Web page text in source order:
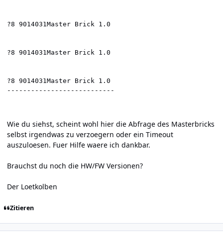
?8 9014031Master Brick 1.0
?8 9014031Master Brick 1.0
?8 9014031Master Brick 1.0
---------------------------
Wie du siehst, scheint wohl hier die Abfrage des Masterbricks
selbst irgendwas zu verzoegern oder ein Timeout
auszuloesen. Fuer Hilfe waere ich dankbar.
Brauchst du noch die HW/FW Versionen?
Der Loetkolben
Zitieren